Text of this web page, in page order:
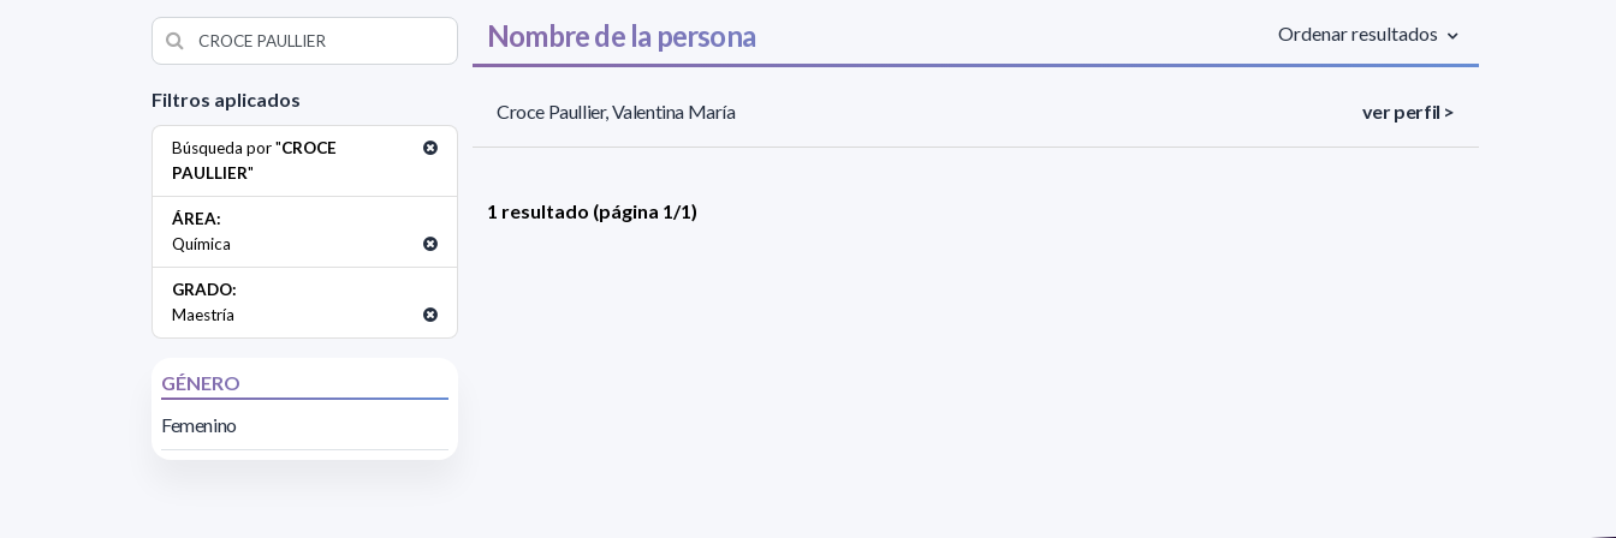
Filtros aplicados
Búsqueda por "CROCE
PAULLIER"
ÁREA:
Química
GRADO:
Maestría
GÉNERO
Femenino
Nombre de la persona Ordenar resultados
Croce Paullier, Valentina María ver perfil >
1 resultado (página 1/1)